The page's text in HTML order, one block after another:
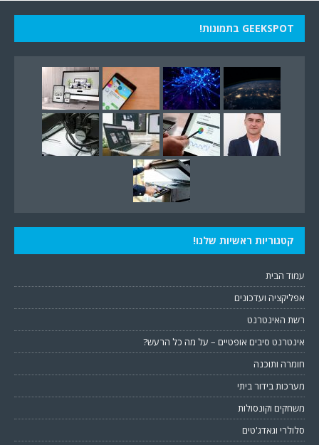
GEEKSPOT בתמונות!
קטגוריות ראשיות שלנו!
עמוד הבית
אפליקציה ועדכונים
רשת האינטרנט
אינטרנט סיבים אופטיים – על מה כל הרעש?
חומרה ותוכנה
מערכות בידור ביתי
משחקים וקונסולות
סלולרי וגאדג'טים